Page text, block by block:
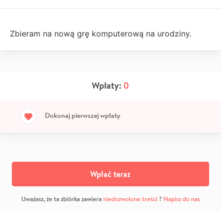
Zbieram na nową grę komputerową na urodziny.
Wpłaty: 0
Dokonaj pierwszej wpłaty
Wpłać teraz
Uważasz, że ta zbiórka zawiera niedozwolone treści? Napisz do nas